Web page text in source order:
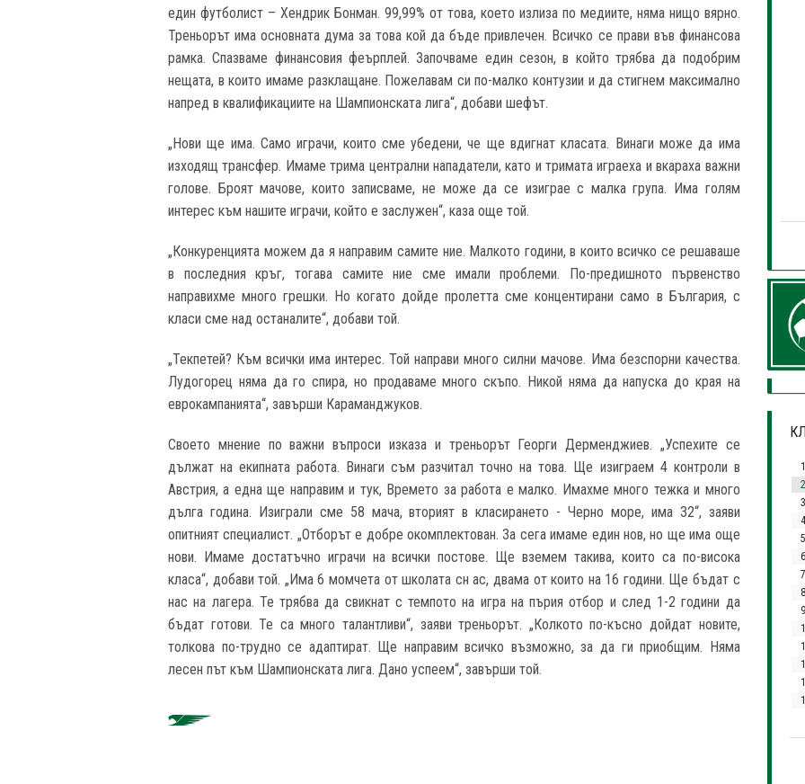
един футболист – Хендрик Бонман. 99,99% от това, което излиза по медиите, няма нищо вярно.
Треньорът има основната дума за това кой да бъде привлечен. Всичко се прави във финансова
рамка. Спазваме финансовия феърплей. Започваме един сезон, в който трябва да подобрим
нещата, в които имаме разклащане. Пожелавам си по-малко контузии и да стигнем максимално
напред в квалификациите на Шампионската лига“, добави шефът.
„Нови ще има. Само играчи, които сме убедени, че ще вдигнат класата. Винаги може да има
изходящ трансфер. Имаме трима централни нападатели, като и тримата играеха и вкараха важни
голове. Броят мачове, които записваме, не може да се изиграе с малка група. Има голям
интерес към нашите играчи, който е заслужен“, каза още той.
„Конкуренцията можем да я направим самите ние. Малкото години, в които всичко се решаваше
в последния кръг, тогава самите ние сме имали проблеми. По-предишното първенство
направихме много грешки. Но когато дойде пролетта сме концентирани само в България, с
класи сме над останалите“, добави той.
„Текпетей? Към всички има интерес. Той направи много силни мачове. Има безспорни качества.
Лудогорец няма да го спира, но продаваме много скъпо. Никой няма да напуска до края на
еврокампанията“, завърши Караманджуков.
Своето мнение по важни въпроси изказа и треньорът Георги Дерменджиев. „Успехите се
дължат на екипната работа. Винаги съм разчитал точно на това. Ще изиграем 4 контроли в
Австрия, а една ще направим и тук, Времето за работа е малко. Имахме много тежка и много
дълга година. Изиграли сме 58 мача, вторият в класирането - Черно море, има 32“, заяви
опитният специалист. „Отборът е добре окомплектован. За сега имаме един нов, но ще има още
нови. Имаме достатъчно играчи на всички постове. Ще вземем такива, които са по-висока
класа“, добави той. „Има 6 момчета от школата сн ас, двама от които на 16 години. Ще бъдат с
нас на лагера. Те трябва да свикнат с темпото на игра на пърия отбор и след 1-2 години да
бъдат готови. Те са много талантливи“, заяви треньорът. „Колкото по-късно дойдат новите,
толкова по-трудно се адаптират. Ще направим всичко възможно, за да ги приобщим. Няма
лесен път към Шампионската лига. Дано успеем“, завърши той.